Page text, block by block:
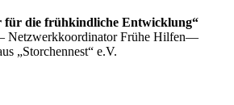
für die frühkindliche Entwicklung“
Netzwerkkoordinator Frühe Hilfen—
„Storchennest“ e.V.